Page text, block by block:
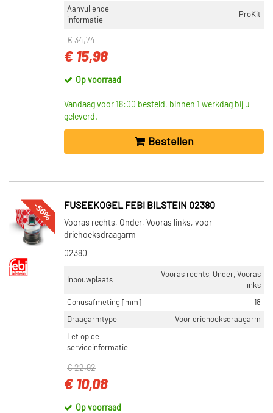
Aanvullende
informatie
ProKit
€ 34,74
€ 15,98
Op voorraad
Vandaag voor 18:00 besteld, binnen 1 werkdag bij u
geleverd.
Bestellen
-56% FUSEEKOGEL FEBI BILSTEIN 02380
Vooras rechts, Onder, Vooras links, voor
driehoeksdraagarm
02380
Inbouwplaats
Vooras rechts, Onder, Vooras
links
Conusafmeting [mm]
18
Draagarmtype
Voor driehoeksdraagarm
Let op de
serviceinformatie
€ 22,92
€ 10,08
Op voorraad